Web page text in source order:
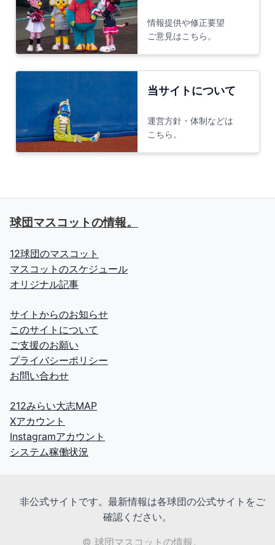
情報提供や修正要望
ご意見はこちら。
当サイトについて
運営方針・体制などは
こちら。
球団マスコットの情報。
12球団のマスコット
マスコットのスケジュール
オリジナル記事
サイトからのお知らせ
このサイトについて
ご支援のお願い
プライバシーポリシー
お問い合わせ
212みらい大志MAP
Xアカウント
Instagramアカウント
システム稼働状況
非公式サイトです。最新情報は各球団の公式サイトをご
確認ください。
© 球団マスコットの情報。